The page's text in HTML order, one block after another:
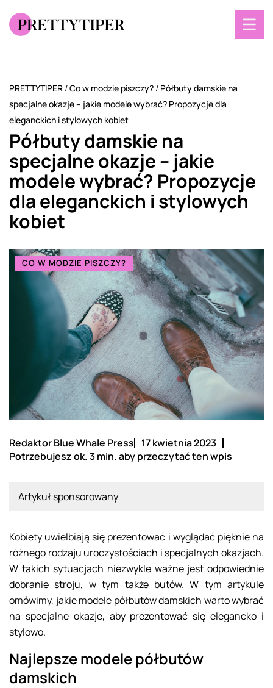
PRETTYTIPER /Co w modzie piszczy? / Półbuty damskie na
specjalne okazje – jakie modele wybrać? Propozycje dla
eleganckich i stylowych kobiet
Półbuty damskie na
specjalne okazje – jakie
modele wybrać? Propozycje
dla eleganckich i stylowych
kobiet
CO W MODZIE PISZCZY?
Redaktor Blue Whale Press
17 kwietnia 2023
Potrzebujesz ok. 3 min. aby przeczytać ten wpis
Artykuł sponsorowany
Kobiety uwielbiają się prezentować i wyglądać pięknie na
różnego rodzaju uroczystościach i specjalnych okazjach.
W takich sytuacjach niezwykle ważne jest odpowiednie
dobranie stroju, w tym także butów. W tym artykule
omówimy, jakie modele półbutów damskich warto wybrać
na specjalne okazje, aby prezentować się elegancko i
stylowo.
Najlepsze modele półbutów
damskich